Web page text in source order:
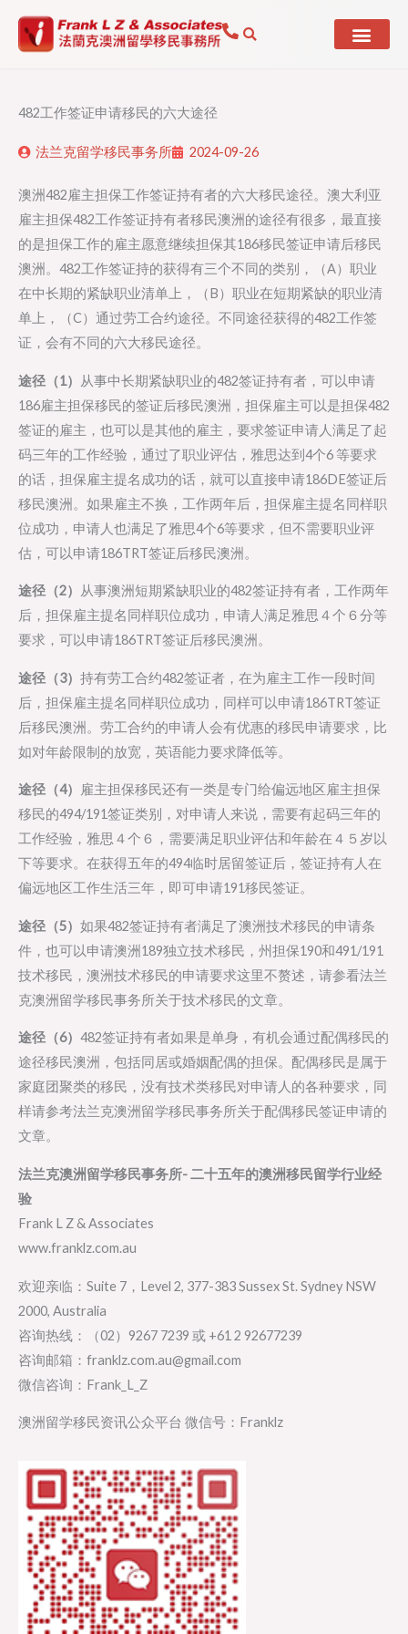
482工作签证申请移民的六大途径
法兰克留学移民事务所 2024-09-26
澳洲482雇主担保工作签证持有者的六大移民途径。澳大利亚
雇主担保482工作签证持有者移民澳洲的途径有很多，最直接
的是担保工作的雇主愿意继续担保其186移民签证申请后移民
澳洲。482工作签证持的获得有三个不同的类别，（A）职业
在中长期的紧缺职业清单上，（B）职业在短期紧缺的职业清
单上，（C）通过劳工合约途径。不同途径获得的482工作签
证，会有不同的六大移民途径。
途径（1）
从事中长期紧缺职业的482签证持有者，可以申请
186雇主担保移民的签证后移民澳洲，担保雇主可以是担保482
签证的雇主，也可以是其他的雇主，要求签证申请人满足了起
码三年的工作经验，通过了职业评估，雅思达到4个6 等要求
的话，担保雇主提名成功的话，就可以直接申请186DE签证后
移民澳洲。如果雇主不换，工作两年后，担保雇主提名同样职
位成功，申请人也满足了雅思4个6等要求，但不需要职业评
估，可以申请186TRT签证后移民澳洲。
途径（2）
从事澳洲短期紧缺职业的482签证持有者，工作两年
后，担保雇主提名同样职位成功，申请人满足雅思４个６分等
要求，可以申请186TRT签证后移民澳洲。
途径（3） 持有劳工合约482签证者，在为雇主工作一段时间
后，担保雇主提名同样职位成功，同样可以申请186TRT签证
后移民澳洲。劳工合约的申请人会有优惠的移民申请要求，比
如对年龄限制的放宽，英语能力要求降低等。
途径（4）
雇主担保移民还有一类是专门给偏远地区雇主担保
移民的494/191签证类别，对申请人来说，需要有起码三年的
工作经验，雅思４个６，需要满足职业评估和年龄在４５岁以
下等要求。在获得五年的494临时居留签证后，签证持有人在
偏远地区工作生活三年，即可申请191移民签证。
途径（5） 如果482签证持有者满足了澳洲技术移民的申请条
件，也可以申请澳洲189独立技术移民，州担保190和491/191
技术移民，澳洲技术移民的申请要求这里不赘述，请参看法兰
克澳洲留学移民事务所关于技术移民的文章。
途径（6） 482签证持有者如果是单身，有机会通过配偶移民的
途径移民澳洲，包括同居或婚姻配偶的担保。配偶移民是属于
家庭团聚类的移民，没有技术类移民对申请人的各种要求，同
样请参考法兰克澳洲留学移民事务所关于配偶移民签证申请的
文章。
法兰克澳洲留学移民事务所- 二十五年的澳洲移民留学行业经
验
Frank L Z & Associates
www.franklz.com.au
欢迎亲临：Suite 7，Level 2, 377-383 Sussex St. Sydney NSW
2000, Australia
咨询热线：（02）9267 7239 或 +61 2 92677239
咨询邮箱：franklz.com.au@gmail.com
微信咨询：Frank_L_Z
澳洲留学移民资讯公众平台 微信号：Franklz